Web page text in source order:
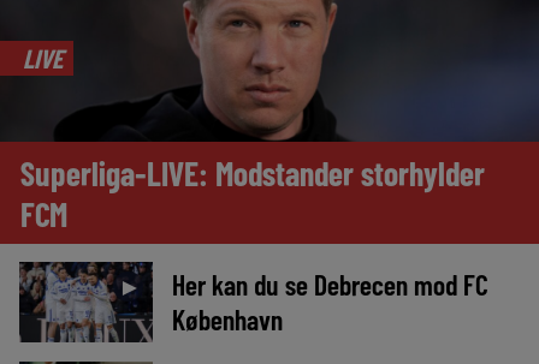
LIVE
Superliga-LIVE: Modstander storhylder
FCM
►
Her kan du se Debrecen mod FC
København